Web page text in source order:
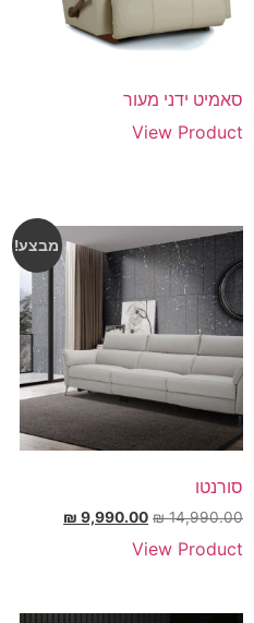
סאמיט ידני מעור
View Product
מבצע!
סורנטו
₪14,990.00
₪ 9,990.00
View Product